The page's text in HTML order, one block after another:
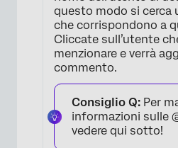
questo modo si cerca
che corrispondono a
Cliccate sull’utente
menzionare e verrà
commento.
Consiglio Q: Per
informazioni sulle
vedere qui sotto!